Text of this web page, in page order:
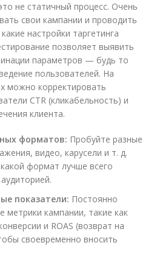
не статичный процесс. Очень
свои кампании и проводить
настройки таргетинга
позволяет выявить
параметров — будь то
пользователей. На
можно корректировать
CTR (кликабельность) и
клиента.
форматов: Пробуйте разные
видео, карусели и т. д.
формат лучше всего
показатели: Постоянно
метрики кампании, такие как
и ROAS (возврат на
своевременно вносить